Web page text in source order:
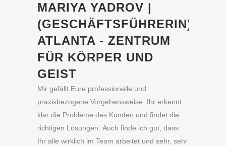
MARIYA YADROV |
(GESCHÄFTSFÜHRERIN)
ATLANTA - ZENTRUM
FÜR KÖRPER UND
GEIST
Mir gefällt Eure professionelle und
praxisbezogene Vorgehensweise. Ihr erkennt
klar die Probleme des Kunden und findet die
richtigen Lösungen. Auch finde ich gut, dass
Ihr alle wirklich im Team arbeitet und sehr, sehr